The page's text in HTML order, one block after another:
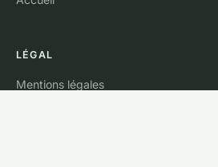
LÉGAL
Mentions légales